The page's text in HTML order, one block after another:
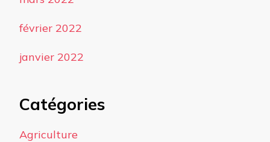
février 2022
janvier 2022
Catégories
Agriculture